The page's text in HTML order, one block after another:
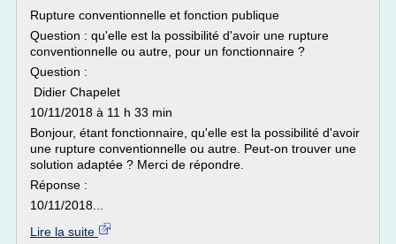
Rupture conventionnelle et fonction publique
Question : qu'elle est la possibilité d'avoir une rupture
conventionnelle ou autre, pour un fonctionnaire ?
Question :
Didier Chapelet
10/11/2018 à 11 h 33 min
Bonjour, étant fonctionnaire, qu'elle est la possibilité d'avoir
une rupture conventionnelle ou autre. Peut-on trouver une
solution adaptée ? Merci de répondre.
Réponse :
10/11/2018...
Lire la suite